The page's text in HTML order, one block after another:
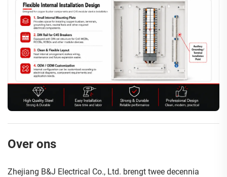
Over ons
Zhejiang B&J Electrical Co., Ltd. brengt twee decennia